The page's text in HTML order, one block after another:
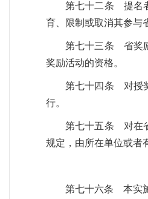
第七十二条 提名
育、限制或取消其参与
第七十三条 省奖
奖励活动的资格。
第七十四条 对授
行。
第七十五条 对在
规定，由所在单位或者
第七十六条 本实